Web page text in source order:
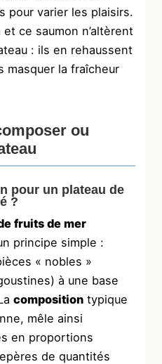
pour varier les plaisirs.
ce saumon n’altèrent
: ils en rehaussent
masquer la fraîcheur
ou
pour un plateau de
?
fruits de mer
principe simple :
« nobles »
à une base
composition typique
mêle ainsi
en proportions
de quantités